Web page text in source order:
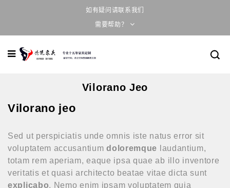
如有疑问请联系我们
需要帮助？
Vilorano Jeo
Vilorano jeo
Sed ut perspiciatis unde omnis iste natus error sit
voluptatem accusantiumdoloremque laudantium,
totam rem aperiam, eaque ipsa quae ab illo inventore
veritatis et quasi architecto beatae vitae dicta sunt
explicabo. Nemo enim ipsam voluptatem quia